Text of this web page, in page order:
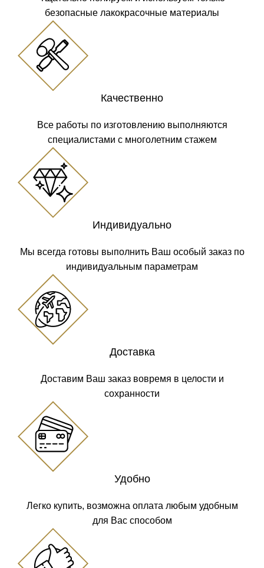
безопасные лакокрасочные материалы
Качественно
Все работы по изготовлению выполняются
специалистами с многолетним стажем
Индивидуально
Мы всегда готовы выполнить Ваш особый заказ по
индивидуальным параметрам
Доставка
Доставим Ваш заказ вовремя в целости и
сохранности
Удобно
Легко купить, возможна оплата любым удобным
для Вас способом